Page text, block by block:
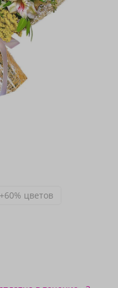
+60% цветов